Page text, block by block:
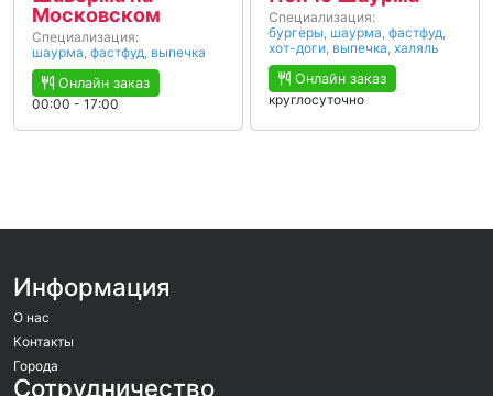
Московском
Специализация:
шаурма, фастфуд, выпечка
Онлайн заказ
00:00 - 17:00
Специализация:
бургеры, шаурма, фастфуд,
хот-доги, выпечка, халяль
Онлайн заказ
круглосуточно
Информация
О нас
Контакты
Города
Сотрудничество